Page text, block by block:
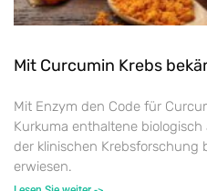
Mit Curcumin Krebs
Mit Enzym den Code für
Kurkuma enthaltene
der klinischen Krebsforschung
erwiesen.